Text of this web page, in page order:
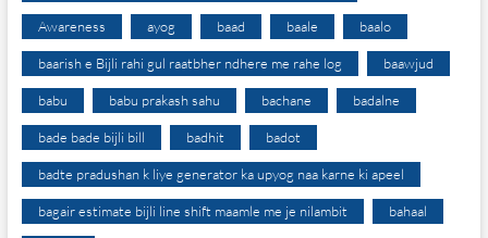
Awareness ayog baad baale baalo
baarish e Bijli rahi gul raatbher ndhere me rahe log baawjud
babu babu prakash sahu bachane badalne
bade bade bijli bill badhit badot
badte pradushan k liye generator ka upyog naa karne ki apeel
bagair estimate bijli line shift maamle me je nilambit bahaal